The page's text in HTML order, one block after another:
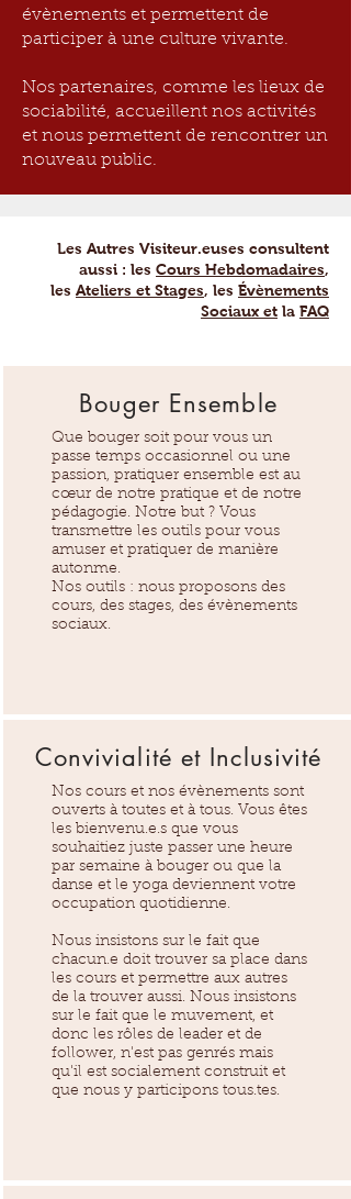
évènements et permettent de
participer à une culture vivante.
Nos partenaires, comme les lieux de
sociabilité, accueillent nos activités
et nous permettent de rencontrer un
nouveau public.
Les Autres Visiteur.euses consultent
aussi : les Cours Hebdomadaires,
les Ateliers et Stages, les Évènements
Sociaux et la FAQ
Bouger Ensemble
Que bouger soit pour vous un
passe temps occasionnel ou une
passion, pratiquer ensemble est au
cœur de notre pratique et de notre
pédagogie. Notre but ? Vous
transmettre les outils pour vous
amuser et pratiquer de manière
autonme.
Nos outils : nous proposons des
cours, des stages, des évènements
sociaux.
Convivialité et Inclusivité
Nos cours et nos évènements sont
ouverts à toutes et à tous. Vous êtes
les bienvenu.e.s que vous
souhaitiez juste passer une heure
par semaine à bouger ou que la
danse et le yoga deviennent votre
occupation quotidienne.
Nous insistons sur le fait que
chacun.e doit trouver sa place dans
les cours et permettre aux autres
de la trouver aussi. Nous insistons
sur le fait que le muvement, et
donc les rôles de leader et de
follower, n'est pas genrés mais
qu'il est socialement construit et
que nous y participons tous.tes.